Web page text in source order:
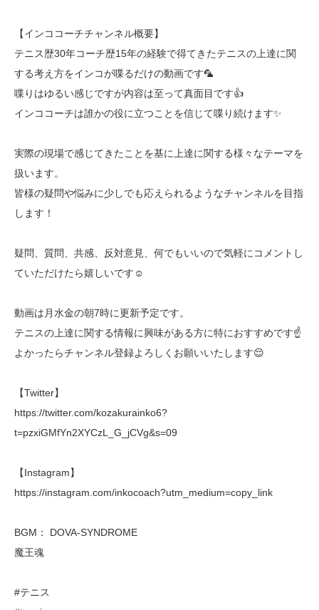
【インココーチチャンネル概要】
テニス歴30年コーチ歴15年の経験で得てきたテニスの上達に関
する考え方をインコが喋るだけの動画です🦜
喋りはゆるい感じですが内容は至って真面目です👍
インココーチは誰かの役に立つことを信じて喋り続けます✨
実際の現場で感じてきたことを基に上達に関する様々なテーマを
扱います。
皆様の疑問や悩みに少しでも応えられるようなチャンネルを目指
します！
疑問、質問、共感、反対意見、何でもいいので気軽にコメントし
ていただけたら嬉しいです☺️
動画は月水金の朝7時に更新予定です。
テニスの上達に関する情報に興味がある方に特におすすめです☝️
よかったらチャンネル登録よろしくお願いいたします😌
【Twitter】
https://twitter.com/kozakurainko6?
t=pzxiGMfYn2XYCzL_G_jCVg&s=09
【Instagram】
https://instagram.com/inkocoach?utm_medium=copy_link
BGM： DOVA-SYNDROME
魔王魂
#テニス